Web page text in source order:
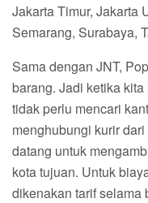
Jakarta Timur, Jakarta
Semarang, Surabaya,
Sama dengan JNT,
barang. Jadi ketika
tidak perlu mencari
menghubungi kurir
datang untuk
kota tujuan. Untuk
dikenakan tarif selama